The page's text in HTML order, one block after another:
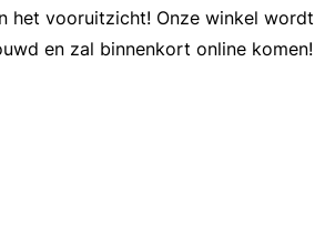
het vooruitzicht! Onze winkel wordt
en zal binnenkort online komen!